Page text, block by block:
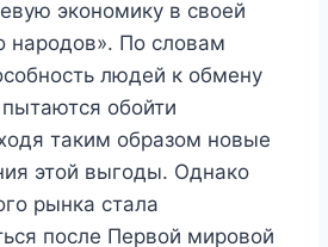
экономику в своей
народов». По словам
людей к обмену
обойти
таким образом новые
этой выгоды. Однако
рынка стала
после Первой мировой